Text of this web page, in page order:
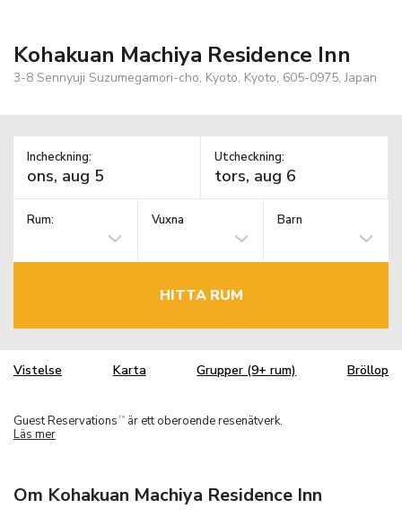
Kohakuan Machiya Residence Inn
3-8 Sennyuji Suzumegamori-cho, Kyoto, Kyoto, 605-0975, Japan
Incheckning: Utcheckning:
Rum: Vuxna Barn
HITTA RUM
Vistelse Karta Grupper (9+ rum) Bröllop
Guest Reservations TM
är ett oberoende resenätverk.
Läs mer
Om Kohakuan Machiya Residence Inn